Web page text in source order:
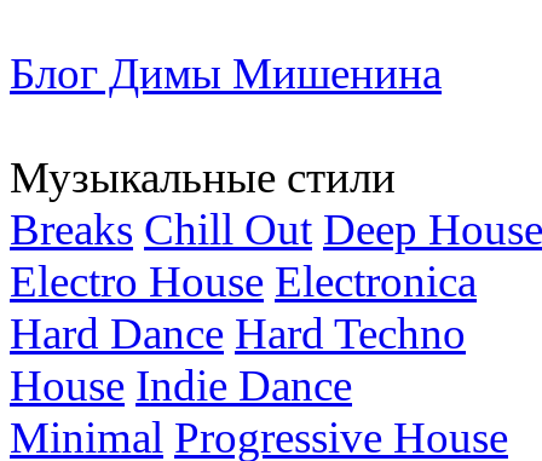
Блог Димы Мишенина
Музыкальные стили
Breaks Chill Out Deep House
Electro House Electronica
Hard Dance Hard Techno
House Indie Dance
Minimal Progressive House